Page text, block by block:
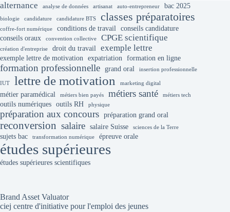
alternance analyse de données artisanat auto-entrepreneur bac 2025
biologie candidature candidature BTS classes préparatoires
coffre-fort numérique conditions de travail conseils candidature
conseils oraux
convention collective CPGE scientifique
création d'entreprise droit du travail exemple lettre
exemple lettre de motivation expatriation formation en ligne
formation professionnelle grand oral insertion professionnelle
IUT lettre de motivation marketing digital
métier paramédical métiers bien payés métiers santé métiers tech
outils numériques outils RH physique
préparation aux concours préparation grand oral
reconversion salaire salaire Suisse sciences de la Terre
sujets bac transformation numérique épreuve orale
études supérieures
études supérieures scientifiques
Brand Asset Valuator
ciej centre d'initiative pour l'emploi des jeunes